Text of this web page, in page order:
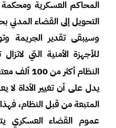
المحاكم العسكرية
التحويل إلى القضاء
وسيبقى تقدير
للأجهزة الأمنية التي
النظام أكثر من 100 ألف معتقل ومختفٍ قسرياً،
يدل على أن تغيير الأداة لا
المتبعة من قبل النظام،
عموم القضاء العسكري